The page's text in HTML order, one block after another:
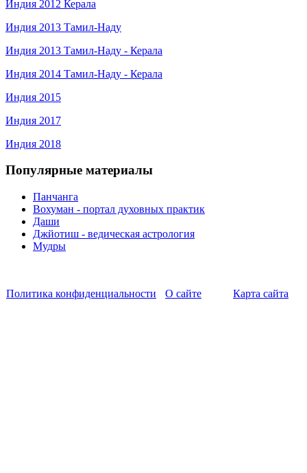
Индия 2012 Керала
Индия 2013 Тамил-Наду
Индия 2013 Тамил-Наду - Керала
Индия 2014 Тамил-Наду - Керала
Индия 2015
Индия 2017
Индия 2018
Популярные материалы
Панчанга
Вохуман - портал духовных практик
Даши
Джйотиш - ведическая астрология
Мудры
Политика конфиденциальности О сайте Карта сайта